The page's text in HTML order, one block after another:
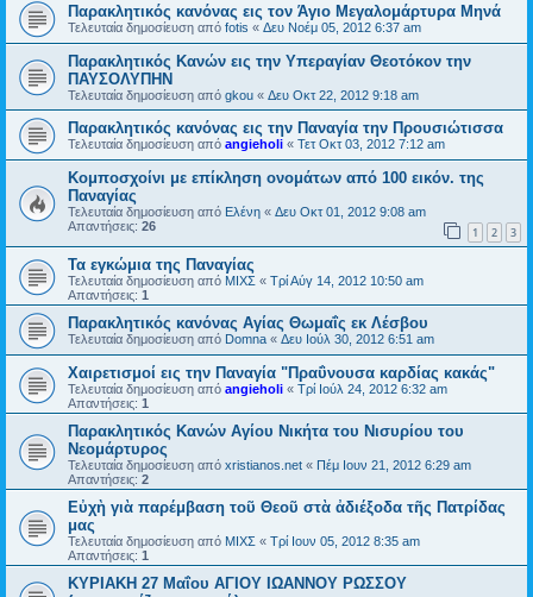
Παρακλητικός κανόνας εις τον Άγιο Μεγαλομάρτυρα Μηνά
Τελευταία δημοσίευση από fotis « Δευ Νοέμ 05, 2012 6:37 am
Παρακλητικός Κανών εις την Υπεραγίαν Θεοτόκον την
ΠΑΥΣΟΛΥΠΗΝ
Τελευταία δημοσίευση από gkou « Δευ Οκτ 22, 2012 9:18 am
Παρακλητικός κανόνας εις την Παναγία την Προυσιώτισσα
Τελευταία δημοσίευση από angieholi « Τετ Οκτ 03, 2012 7:12 am
Κομποσχοίνι με επίκληση ονομάτων από 100 εικόν. της
Παναγίας
Τελευταία δημοσίευση από Ελένη « Δευ Οκτ 01, 2012 9:08 am
Απαντήσεις: 26 1 2 3
Τα εγκώμια της Παναγίας
Τελευταία δημοσίευση από ΜΙΧΣ « Τρί Αύγ 14, 2012 10:50 am
Απαντήσεις: 1
Παρακλητικός κανόνας Αγίας Θωμαΐς εκ Λέσβου
Τελευταία δημοσίευση από Domna « Δευ Ιούλ 30, 2012 6:51 am
Χαιρετισμοί εις την Παναγία "Πραΰνουσα καρδίας κακάς"
Τελευταία δημοσίευση από angieholi « Τρί Ιούλ 24, 2012 6:32 am
Απαντήσεις: 1
Παρακλητικός Κανών Αγίου Νικήτα του Νισυρίου του
Νεομάρτυρος
Τελευταία δημοσίευση από xristianos.net « Πέμ Ιουν 21, 2012 6:29 am
Απαντήσεις: 2
Εὐχὴ γιὰ παρέμβαση τοῦ Θεοῦ στὰ ἀδιέξοδα τῆς Πατρίδας
μας
Τελευταία δημοσίευση από ΜΙΧΣ « Τρί Ιουν 05, 2012 8:35 am
Απαντήσεις: 1
ΚΥΡΙΑΚΗ 27 Μαΐου ΑΓΙΟΥ ΙΩΑΝΝΟΥ ΡΩΣΣΟΥ